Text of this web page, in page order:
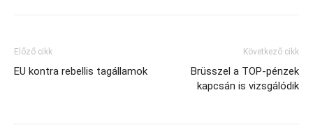
Előző cikk
EU kontra rebellis tagállamok
Következő cikk
Brüsszel a TOP-pénzek
kapcsán is vizsgálódik